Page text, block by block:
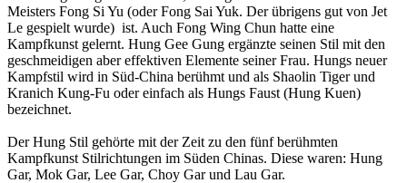
Meisters Fong Si Yu (oder Fong Sai Yuk. Der übrigens gut von Jet
Le gespielt wurde) ist. Auch Fong Wing Chun hatte eine
Kampfkunst gelernt. Hung Gee Gung ergänzte seinen Stil mit den
geschmeidigen aber effektiven Elemente seiner Frau. Hungs neuer
Kampfstil wird in Süd-China berühmt und als Shaolin Tiger und
Kranich Kung-Fu oder einfach als Hungs Faust (Hung Kuen)
bezeichnet.
Der Hung Stil gehörte mit der Zeit zu den fünf berühmten
Kampfkunst Stilrichtungen im Süden Chinas. Diese waren: Hung
Gar, Mok Gar, Lee Gar, Choy Gar und Lau Gar.